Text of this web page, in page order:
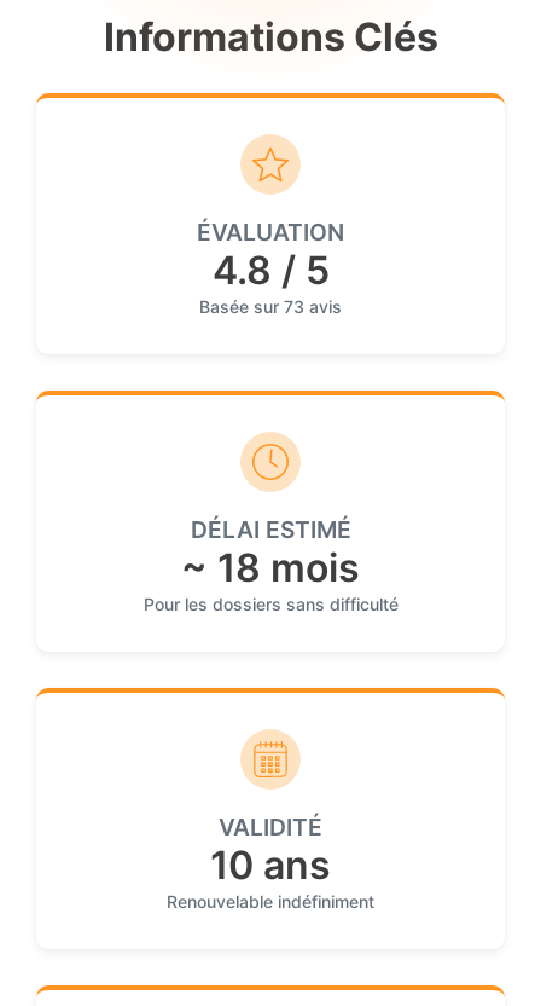
Informations Clés
ÉVALUATION
4.8 / 5
Basée sur 73 avis
DÉLAI ESTIMÉ
~ 18 mois
Pour les dossiers sans difficulté
VALIDITÉ
10 ans
Renouvelable indéfiniment